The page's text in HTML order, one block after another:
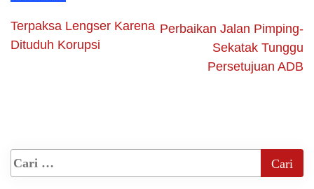
Terpaksa Lengser Karena
Dituduh Korupsi
Perbaikan Jalan Pimping-
Sekatak Tunggu
Persetujuan ADB